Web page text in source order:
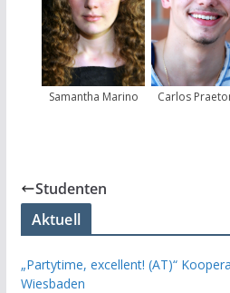
Samantha Marino Carlos
Studenten
Aktuell
„Partytime, excellent! (AT)“
Wiesbaden